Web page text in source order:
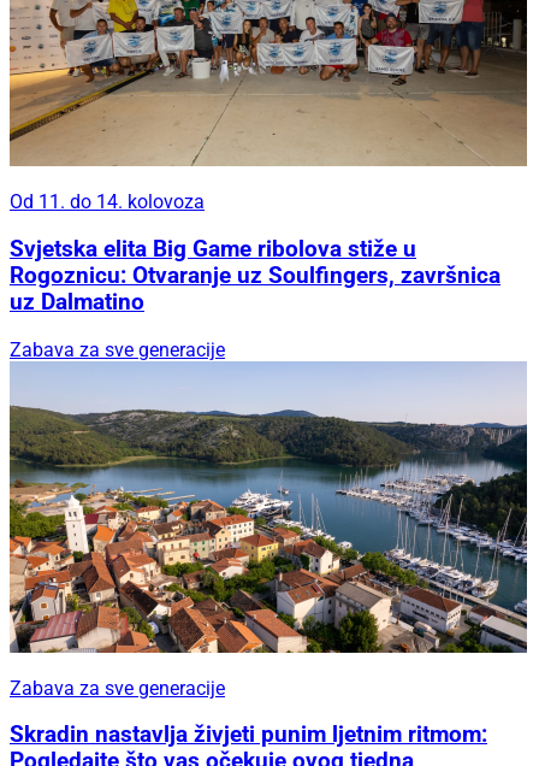
Od 11. do 14. kolovoza
Svjetska elita Big Game ribolova stiže u
Rogoznicu: Otvaranje uz Soulfingers, završnica
uz Dalmatino
Zabava za sve generacije
Zabava za sve generacije
Skradin nastavlja živjeti punim ljetnim ritmom: